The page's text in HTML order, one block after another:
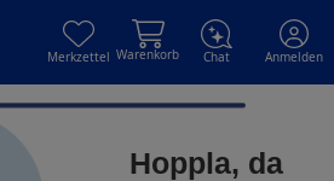
Merkzettel Warenkorb Chat Anmelden
Hoppla, da